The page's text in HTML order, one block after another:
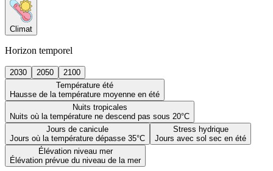
Climat
Horizon temporel
2030 2050
2100
Température été
Hausse de la température moyenne en été
Nuits tropicales
Nuits où la température ne descend pas sous 20°C
Jours de canicule
Jours où la température dépasse 35°C
Stress hydrique
Jours avec sol sec en été
Élévation niveau mer
Élévation prévue du niveau de la mer